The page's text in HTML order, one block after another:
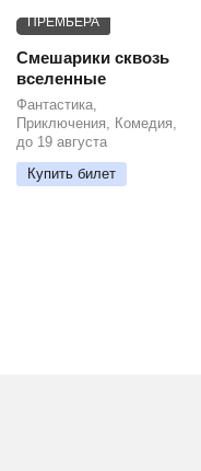
ПРЕМЬЕРА
Смешарики сквозь
вселенные
Фантастика,
Приключения, Комедия,
до 19 августа
Купить билет